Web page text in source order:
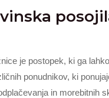
je postopek, ki ga
ponudnikov, ki
in morebitnih